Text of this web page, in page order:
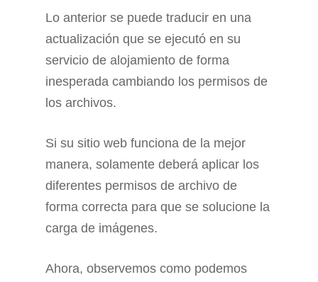
Lo anterior se puede traducir en una
actualización que se ejecutó en su
servicio de alojamiento de forma
inesperada cambiando los permisos de
los archivos.
Si su sitio web funciona de la mejor
manera, solamente deberá aplicar los
diferentes permisos de archivo de
forma correcta para que se solucione la
carga de imágenes.
Ahora, observemos como podemos